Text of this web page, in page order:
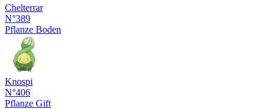
Chelterrar
N°389
Pflanze Boden
Knospi
N°406
Pflanze Gift